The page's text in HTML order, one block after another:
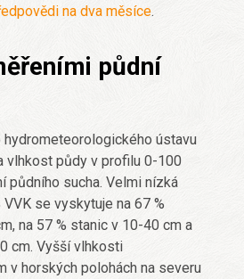
na dva měsíce.
půdní
ústavu
vlhkost půdy v profilu 0-100
půdního sucha. Velmi nízká
se vyskytuje na 67 %
na 57 % stanic v 10-40 cm a
cm. Vyšší vlhkosti
v horských polohách na severu